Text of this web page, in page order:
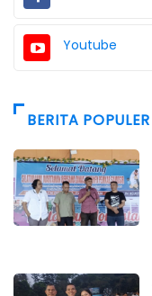
Youtube
BERITA POPULER